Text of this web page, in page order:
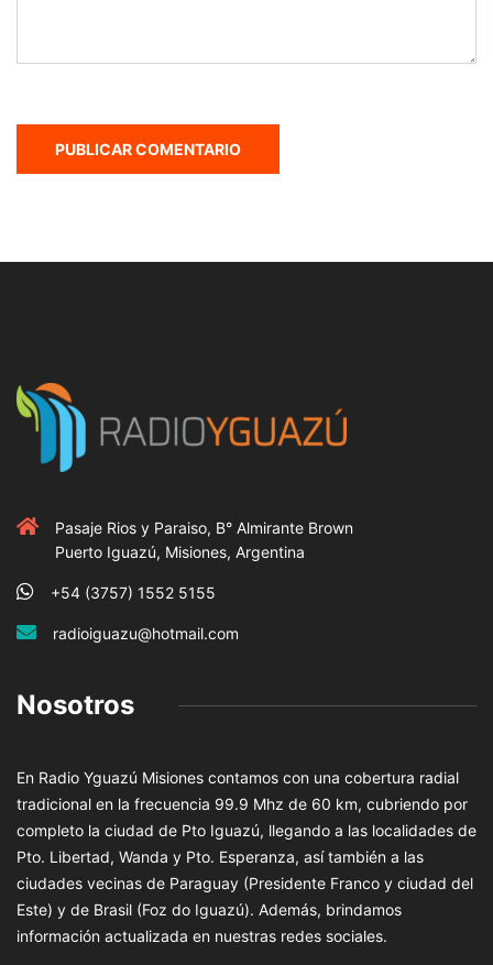
Pasaje Rios y Paraiso, B° Almirante Brown
Puerto Iguazú, Misiones, Argentina
+54 (3757) 1552 5155
radioiguazu@hotmail.com
Nosotros
En Radio Yguazú Misiones contamos con una cobertura radial
tradicional en la frecuencia 99.9 Mhz de 60 km, cubriendo por
completo la ciudad de Pto Iguazú, llegando a las localidades de
Pto. Libertad, Wanda y Pto. Esperanza, así también a las
ciudades vecinas de Paraguay (Presidente Franco y ciudad del
Este) y de Brasil (Foz do Iguazú). Además, brindamos
información actualizada en nuestras redes sociales.